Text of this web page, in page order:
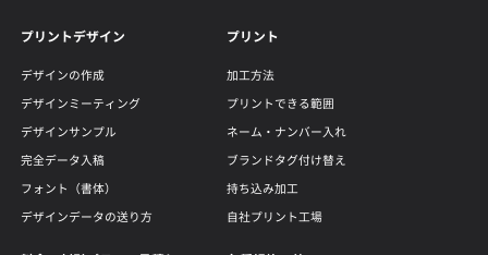
プリントデザイン
デザインの作成
デザインミーティング
デザインサンプル
完全データ入稿
フォント（書体）
デザインデータの送り方
プリント
加工方法
プリントできる範囲
ネーム・ナンバー入れ
ブランドタグ付け替え
持ち込み加工
自社プリント工場